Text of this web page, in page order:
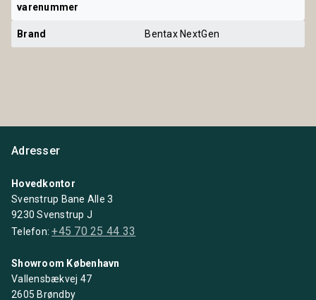
varenummer
Brand Bentax NextGen
Adresser
Hovedkontor
Svenstrup Bane Alle 3
9230 Svenstrup J
Telefon:+45 70 25 44 33
Showroom København
Vallensbækvej 47
2605 Brøndby